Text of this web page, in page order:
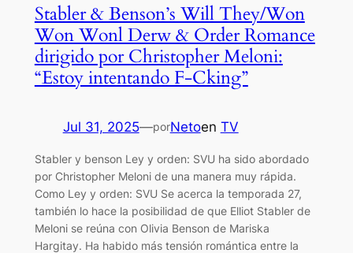
Stabler & Benson’s Will They/Won
Won Wonl Derw & Order Romance
dirigido por Christopher Meloni:
“Estoy intentando F-Cking”
Jul 31, 2025—porNetoen TV
Stabler y benson Ley y orden: SVU ha sido abordado
por Christopher Meloni de una manera muy rápida.
Como Ley y orden: SVU Se acerca la temporada 27,
también lo hace la posibilidad de que Elliot Stabler de
Meloni se reúna con Olivia Benson de Mariska
Hargitay. Ha habido más tensión romántica entre la